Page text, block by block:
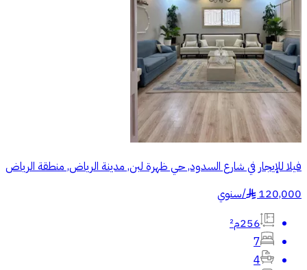
فيلا للإيجار في شارع السدود, حي ظهرة لبن, مدينة الرياض, منطقة الرياض
120,000
§
/سنوي
256م²
7
4